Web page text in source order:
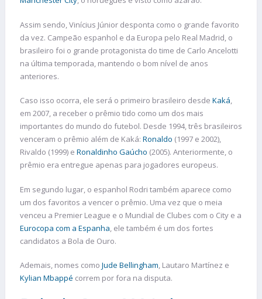
Assim sendo, Vinícius Júnior desponta como o grande favorito
da vez. Campeão espanhol e da Europa pelo Real Madrid, o
brasileiro foi o grande protagonista do time de Carlo Ancelotti
na última temporada, mantendo o bom nível de anos
anteriores.
Caso isso ocorra, ele será o primeiro brasileiro desde Kaká,
em 2007, a receber o prêmio tido como um dos mais
importantes do mundo do futebol. Desde 1994, três brasileiros
venceram o prêmio além de Kaká: Ronaldo (1997 e 2002),
Rivaldo (1999) e Ronaldinho Gaúcho (2005). Anteriormente, o
prêmio era entregue apenas para jogadores europeus.
Em segundo lugar, o espanhol Rodri também aparece como
um dos favoritos a vencer o prêmio. Uma vez que o meia
venceu a Premier League e o Mundial de Clubes com o City e a
Eurocopa com a Espanha, ele também é um dos fortes
candidatos a Bola de Ouro.
Ademais, nomes como Jude Bellingham, Lautaro Martínez e
Kylian Mbappé correm por fora na disputa.